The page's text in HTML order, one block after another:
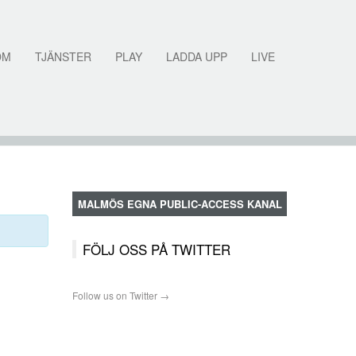
TJÄNSTER PLAY LADDA UPP LIVE
MALMÖS EGNA PUBLIC-ACCESS KANAL
FÖLJ OSS PÅ TWITTER
Follow us on Twitter →